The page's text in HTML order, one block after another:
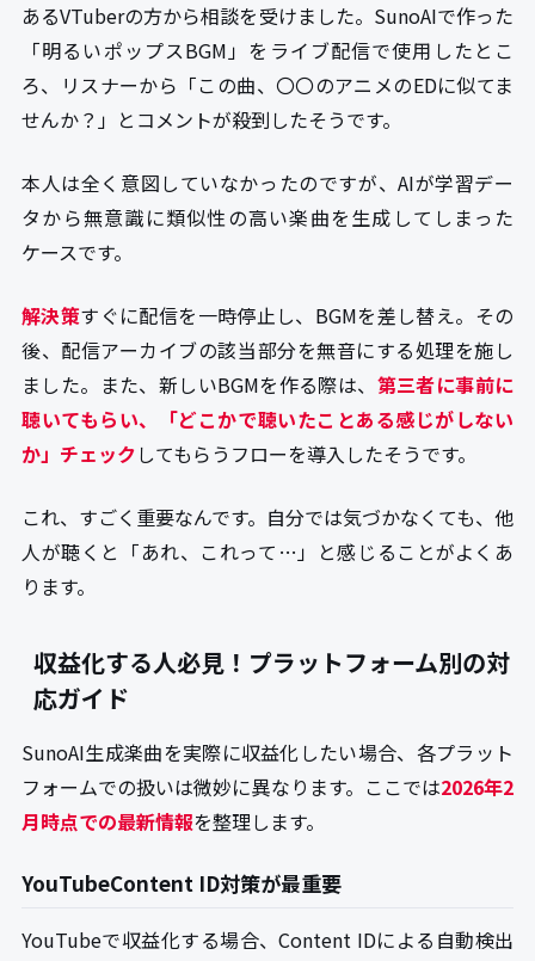
あるVTuberの方から相談を受けました。SunoAIで作った
「明るいポップスBGM」をライブ配信で使用したとこ
ろ、リスナーから「この曲、〇〇のアニメのEDに似てま
せんか？」とコメントが殺到したそうです。
本人は全く意図していなかったのですが、AIが学習デー
タから無意識に類似性の高い楽曲を生成してしまった
ケースです。
解決策すぐに配信を一時停止し、BGMを差し替え。その
後、配信アーカイブの該当部分を無音にする処理を施し
ました。また、新しいBGMを作る際は、 第三者に事前に
聴いてもらい、「どこかで聴いたことある感じがしない
か」チェックしてもらうフローを導入したそうです。
これ、すごく重要なんです。自分では気づかなくても、他
人が聴くと「あれ、これって…」と感じることがよくあ
ります。
収益化する人必見！プラットフォーム別の対
応ガイド
SunoAI生成楽曲を実際に収益化したい場合、各プラット
フォームでの扱いは微妙に異なります。ここでは2026年2
月時点での最新情報を整理します。
YouTubeContent ID対策が最重要
YouTubeで収益化する場合、Content IDによる自動検出